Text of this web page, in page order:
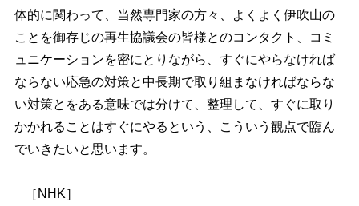
体的に関わって、当然専門家の方々、よくよく伊吹山の
ことを御存じの再生協議会の皆様とのコンタクト、コミ
ュニケーションを密にとりながら、すぐにやらなければ
ならない応急の対策と中長期で取り組まなければならな
い対策とをある意味では分けて、整理して、すぐに取り
かかれることはすぐにやるという、こういう観点で臨ん
でいきたいと思います。
［NHK］